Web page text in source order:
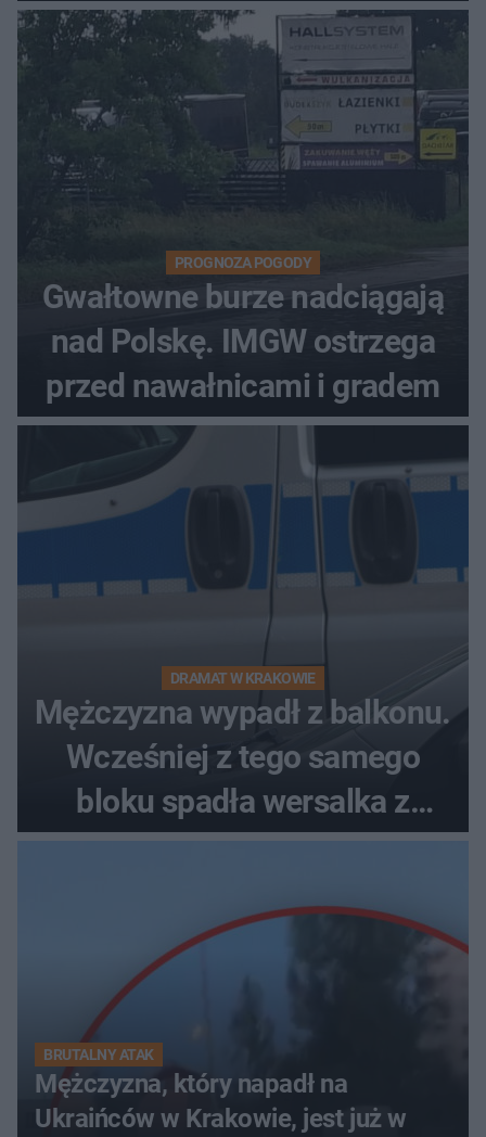
PROGNOZA POGODY
Gwałtowne burze nadciągają
nad Polskę. IMGW ostrzega
przed nawałnicami i gradem
DRAMAT W KRAKOWIE
Mężczyzna wypadł z balkonu.
Wcześniej z tego samego
bloku spadła wersalka z
pościelą
BRUTALNY ATAK
Mężczyzna, który napadł na
Ukraińców w Krakowie, jest już w